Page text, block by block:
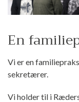
En
Vi er en
sekretærer.
Vi holder til i